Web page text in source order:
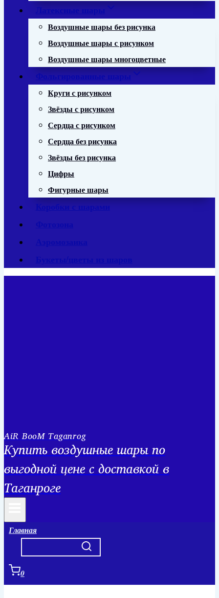
Латексные шары
Воздушные шары без рисунка
Воздушные шары с рисунком
Воздушные шары многоцветные
Фольгированные шары
Круги с рисунком
Звёзды с рисунком
Сердца с рисунком
Сердца без рисунка
Звёзды без рисунка
Цифры
Фигурные шары
Коробки с шарами
Фотозона
Аэромозаика
Букеты/цветы из шаров
AiR BooM Taganrog
Купить воздушные шары по
выгодной цене с доставкой в
Таганроге
Главная
0